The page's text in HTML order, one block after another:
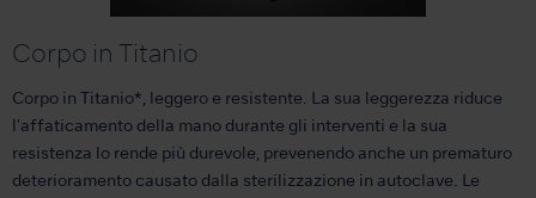
Corpo in Titanio
Corpo in Titanio*, leggero e resistente. La sua leggerezza riduce
l'affaticamento della mano durante gli interventi e la sua
resistenza lo rende più durevole, prevenendo anche un prematuro
deterioramento causato dalla sterilizzazione in autoclave. Le